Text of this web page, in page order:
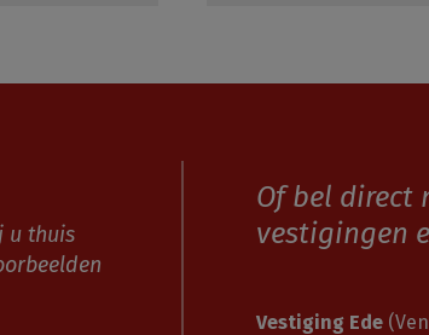
u thuis
Of bel direct
vestigingen
Vestiging Ede